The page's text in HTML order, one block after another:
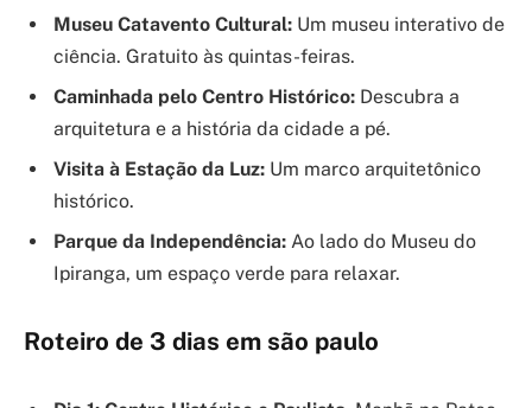
Museu Catavento Cultural: Um museu interativo de
ciência. Gratuito às quintas-feiras.
Caminhada pelo Centro Histórico: Descubra a
arquitetura e a história da cidade a pé.
Visita à Estação da Luz: Um marco arquitetônico
histórico.
Parque da Independência: Ao lado do Museu do
Ipiranga, um espaço verde para relaxar.
Roteiro de 3 dias em são paulo